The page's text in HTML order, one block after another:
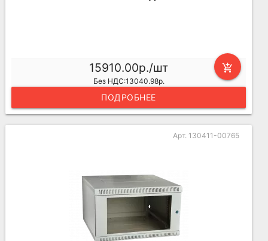
add_shopping_cart
15910.00р./шт
Без НДС:13040.98р.
ПОДРОБНЕЕ
Арт. 130411-00765